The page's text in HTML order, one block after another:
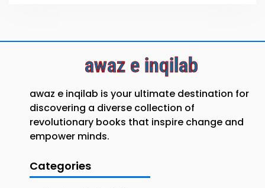
awaz e inqilab
awaz e inqilab is your ultimate destination for
discovering a diverse collection of
revolutionary books that inspire change and
empower minds.
Categories